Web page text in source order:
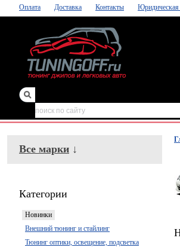
Оплата Доставка Контакты
зеркала,обвесы
Все марки ↓
Категории
Новинки
Внешний тюнинг и стайлинг
Тюнинг оптики, освещение, подсветка